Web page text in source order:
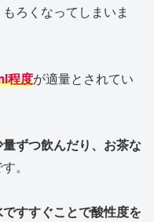
ろくなってしまいま
程度が適量とされてい
量ずつ飲んだり、お茶な
。
すすぐことで酸性度を